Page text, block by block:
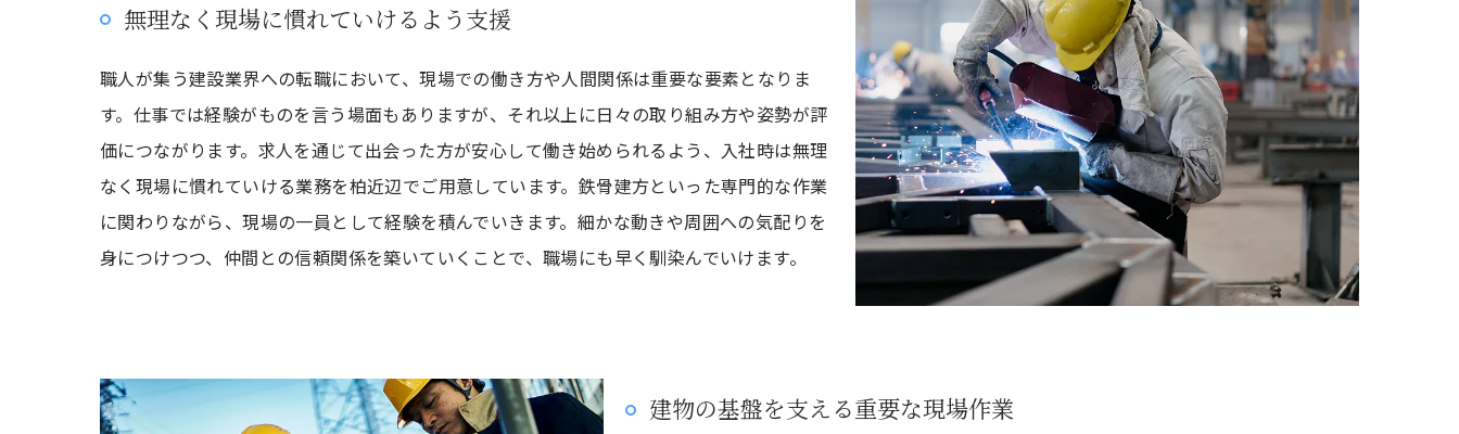
無理なく現場に慣れていけるよう支援
職人が集う建設業界への転職において、現場での働き方や人間関係は重要な要素となりま
す。仕事では経験がものを言う場面もありますが、それ以上に日々の取り組み方や姿勢が評
価につながります。求人を通じて出会った方が安心して働き始められるよう、入社時は無理
なく現場に慣れていける業務を柏近辺でご用意しています。鉄骨建方といった専門的な作業
に関わりながら、現場の一員として経験を積んでいきます。細かな動きや周囲への気配りを
身につけつつ、仲間との信頼関係を築いていくことで、職場にも早く馴染んでいけます。
建物の基盤を支える重要な現場作業